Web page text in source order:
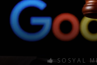
SOSYAL